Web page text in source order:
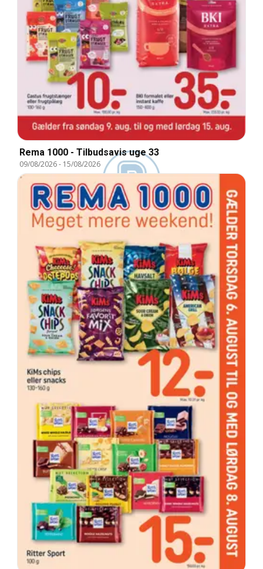
Rema 1000 - Tilbudsavis uge 33
09/08/2026- 15/08/2026